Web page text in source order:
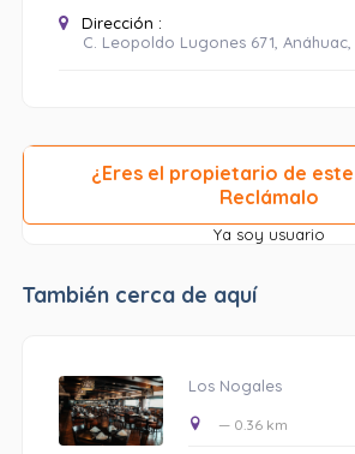
Dirección :
C. Leopoldo Lugones 671,
¿Eres el propietario de
Reclámalo
Ya soy usuario
También cerca de aquí
Los Nogales
— 0.36 km